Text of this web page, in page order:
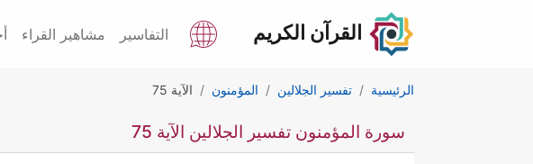
القرآن الكريم التفاسير مشاهير القراء
الرئيسية تفسير الجلالين المؤمنون الآية 75
سورة المؤمنون تفسير الجلالين الآية 75